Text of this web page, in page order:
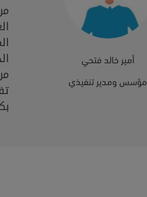
أمير خالد فتحي
مؤسس ومدير تنفيذي